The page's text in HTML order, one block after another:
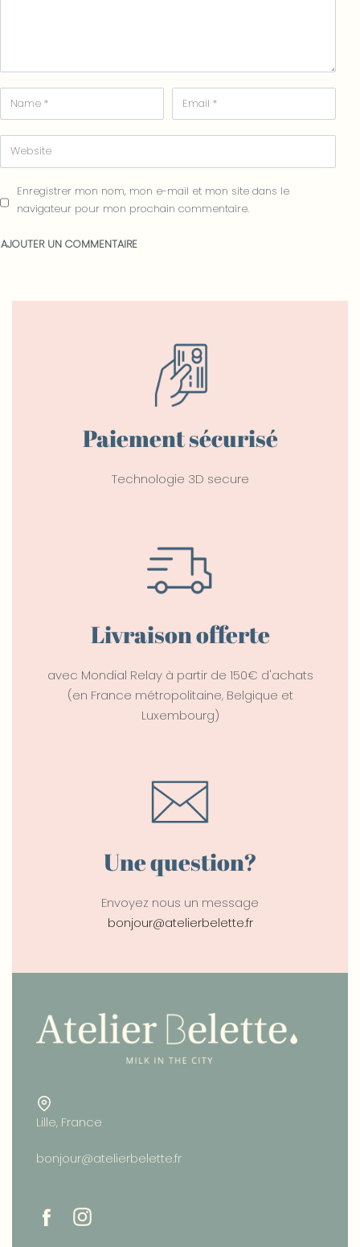
Enregistrer mon nom, mon e-mail et mon site dans le
navigateur pour mon prochain commentaire.
Paiement sécurisé
Technologie 3D secure
Livraison offerte
avec Mondial Relay à partir de 150€ d'achats
(en France métropolitaine, Belgique et
Luxembourg)
Une question?
Envoyez nous un message
bonjour@atelierbelette.fr
Lille, France
bonjour@atelierbelette.fr